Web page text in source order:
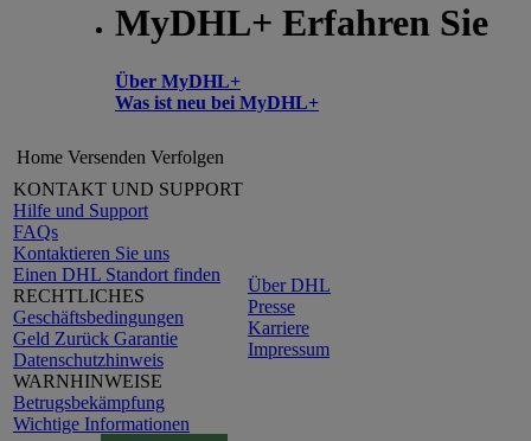
MyDHL+ Erfahren Sie
Über MyDHL+
Was ist neu bei MyDHL+
Home Versenden Verfolgen
KONTAKT UND SUPPORT
Hilfe und Support
FAQs
Kontaktieren Sie uns
Einen DHL Standort finden
RECHTLICHES
Geschäftsbedingungen
Geld Zurück Garantie
Datenschutzhinweis
WARNHINWEISE
Betrugsbekämpfung
Wichtige Informationen
Über DHL
Presse
Karriere
Impressum